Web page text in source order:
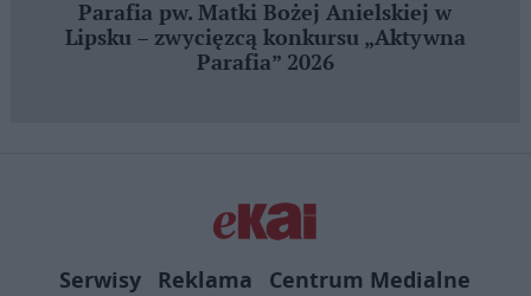
Parafia pw. Matki Bożej Anielskiej w
Lipsku – zwycięzcą konkursu „Aktywna
Parafia” 2026
Serwisy Reklama
Centrum Medialne